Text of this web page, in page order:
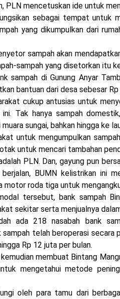
PLN mencetuskan ide untuk
sebagai tempat untuk
yang dikumpulkan dari
sampah akan
sampah yang disetorkan itu
sampah di Gunung Anyar
bantuan dari desa sebesar
cukup antusias untuk
ini. Tak hanya sampah
sungai, bahkan hingga ke
untuk mengumpulkan
untuk mencari tambahan
PLN. Dan, gayung pun
BUMN kelistrikan ini
motor roda tiga untuk
tersebut, bank sampah
sekitar serta menjualnya
ada 218 nasabah bank
sampah telah beroperasi secara
Rp 12 juta per bulan.
membuat Bintang
mengetahui metode
oleh para tamu dari